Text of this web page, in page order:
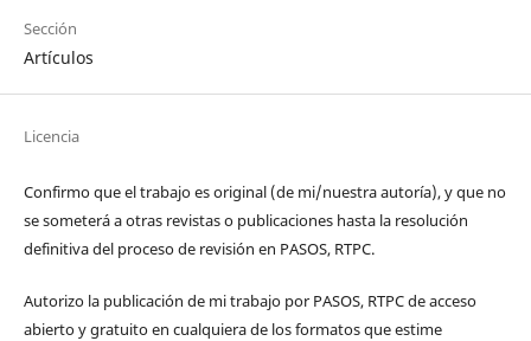
Sección
Artículos
Licencia
Confirmo que el trabajo es original (de mi/nuestra autoría), y que no
se someterá a otras revistas o publicaciones hasta la resolución
definitiva del proceso de revisión en PASOS, RTPC.
Autorizo la publicación de mi trabajo por PASOS, RTPC de acceso
abierto y gratuito en cualquiera de los formatos que estime